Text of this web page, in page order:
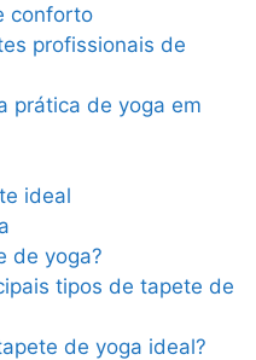
conforto
profissionais de
prática de yoga em
ideal
de yoga?
tipos de tapete de
de yoga ideal?